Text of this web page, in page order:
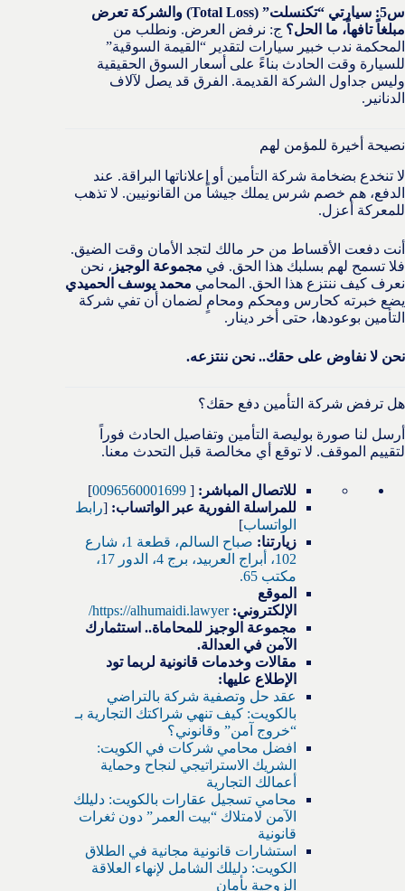
س5: سيارتي “تكنسلت” (Total Loss) والشركة تعرض
مبلغاً تافهاً، ما الحل؟ ج: نرفض العرض. ونطلب من
المحكمة ندب خبير سيارات لتقدير “القيمة السوقية”
للسيارة وقت الحادث بناءً على أسعار السوق الحقيقية
وليس جداول الشركة القديمة. الفرق قد يصل لآلاف
الدنانير.
نصيحة أخيرة للمؤمن لهم
لا تنخدع بضخامة شركة التأمين أو إعلاناتها البراقة. عند
الدفع، هم خصم شرس يملك جيشاً من القانونيين. لا تذهب
للمعركة أعزل.
أنت دفعت الأقساط من حر مالك لتجد الأمان وقت الضيق.
فلا تسمح لهم بسلبك هذا الحق. في مجموعة الوجيز ، نحن
نعرف كيف ننتزع هذا الحق. المحامي محمد يوسف الحميدي
يضع خبرته كحارس ومحكم ومحامٍ لضمان أن تفي شركة
التأمين بوعودها، حتى أخر دينار.
نحن لا نفاوض على حقك.. نحن ننتزعه.
هل ترفض شركة التأمين دفع حقك؟
أرسل لنا صورة بوليصة التأمين وتفاصيل الحادث فوراً
لتقييم الموقف. لا توقع أي مخالصة قبل التحدث معنا.
للاتصال المباشر: [
0096560001699
]
للمراسلة الفورية عبر الواتساب: [رابط
الواتساب]
زيارتنا:
صباح السالم، قطعة 1، شارع
102، أبراج العربيد، برج 4، الدور 17،
مكتب 65.
الموقع
الإلكتروني: https://alhumaidi.lawyer/
مجموعة الوجيز للمحاماة.. استثمارك
الآمن في العدالة.
مقالات وخدمات قانونية لربما تود
الإطلاع عليها:
عقد حل وتصفية شركة بالتراضي
بالكويت: كيف تنهي شراكتك التجارية بـ
“خروج آمن” وقانوني؟
افضل محامي شركات في الكويت:
الشريك الاستراتيجي لنجاح وحماية
أعمالك التجارية
محامي تسجيل عقارات بالكويت: دليلك
الآمن لامتلاك “بيت العمر” دون ثغرات
قانونية
استشارات قانونية مجانية في الطلاق
الكويت: دليلك الشامل لإنهاء العلاقة
الزوجية بأمان